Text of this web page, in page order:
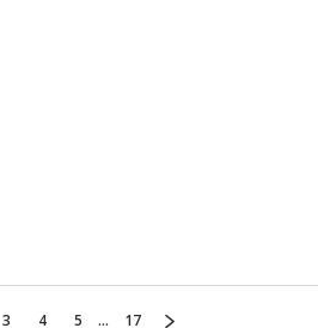
3 4 5 ... 17